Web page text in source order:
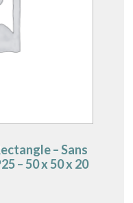
– Sans
– 50 x 50 x 20